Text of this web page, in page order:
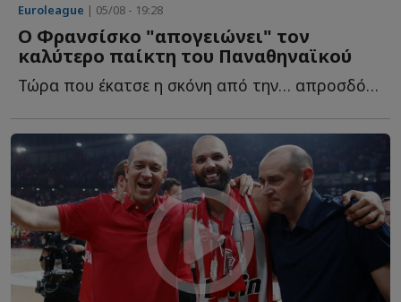
Euroleague | 05/08 - 19:28
Ο Φρανσίσκο "απογειώνει" τον
καλύτερο παίκτη του Παναθηναϊκού
Τώρα που έκατσε η σκόνη από την… απροσδόκητη προσθήκη τ...